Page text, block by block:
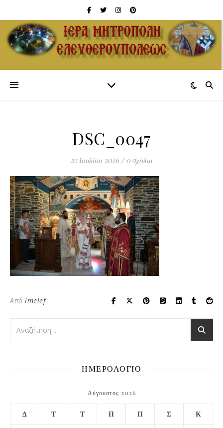
DSC_0047
22 Ιουλίου 2016 / 0 σχόλια
Από imelef
ΗΜΕΡΟΛΟΓΙΟ
Αύγουστος 2026
Δ Τ Τ Π Π Σ Κ